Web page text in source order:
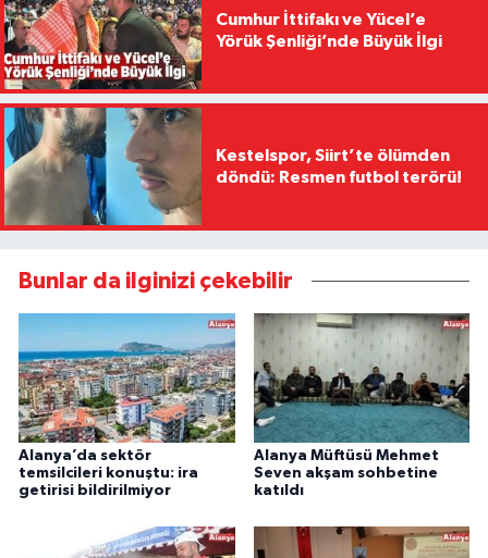
Cumhur İttifakı ve Yücel’e
Yörük Şenliği’nde Büyük İlgi
Kestelspor, Siirt’te ölümden
döndü: Resmen futbol terörü!
Bunlar da ilginizi çekebilir
Alanya’da sektör
temsilcileri konuştu: ira
getirisi bildirilmiyor
Alanya Müftüsü Mehmet
Seven akşam sohbetine
katıldı